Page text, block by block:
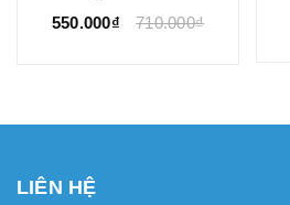
550.000₫
710.000₫
LIÊN HỆ